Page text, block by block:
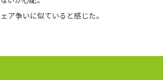
ア争いに似ていると感じた。